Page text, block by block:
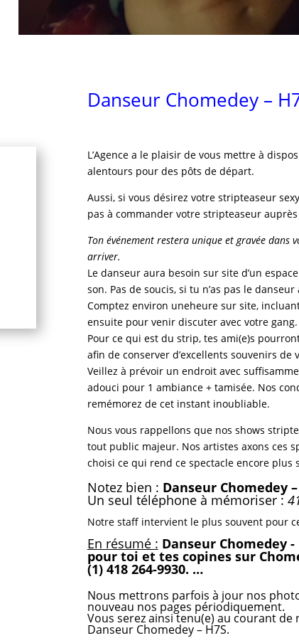
Danseur Chomedey –
L’Agence a le plaisir de vous mettre à
alentours pour des pôts de départ.
Aussi, si vous désirez votre stripteaseur
pas à commander votre stripteaseur
Ton événement restera unique et gravée
arriver.
Le danseur aura besoin sur site d’un
son. Pas de soucis, si tu n’as pas le
Comptez environ uneheure sur site,
ensuite pour venir discuter avec votre gang.
Pour ce qui est du strip, tes ami(e)s
afin de conserver d’excellents souvenirs de
Veillez à prévoir un endroit avec
adouci pour 1 ambiance + tamisée. Nos
remémorez de cet instant inoubliable.
Nous vous rappellons que nos shows
tout public majeur. Nos artistes axons ces
choisi ce qui rend ce spectacle encore plus
Notez bien : Danseur Chomedey –
Un seul téléphone à mémoriser :
Notre staff intervient le plus souvent pour
En résumé : Danseur Chomedey
pour toi et tes copines sur
(1) 418 264-9930. …
Nous mettrons parfois à jour nos
nouveau nos pages périodiquement.
Vous serez ainsi tenu(e) au courant
Danseur Chomedey – H7S.